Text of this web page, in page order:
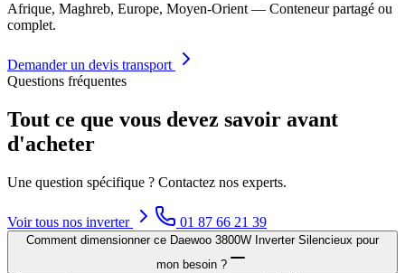
Afrique, Maghreb, Europe, Moyen-Orient — Conteneur partagé ou
complet.
Demander un devis transport
Questions fréquentes
Tout ce que vous devez savoir avant
d'acheter
Une question spécifique ? Contactez nos experts.
Voir tous nos inverter 01 87 66 21 39
Comment dimensionner ce Daewoo 3800W Inverter Silencieux pour
mon besoin ?